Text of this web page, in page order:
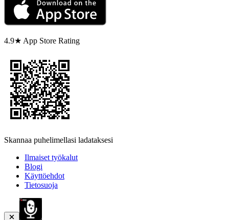
4.9★ App Store Rating
Skannaa puhelimellasi ladataksesi
Ilmaiset työkalut
Blogi
Käyttöehdot
Tietosuoja